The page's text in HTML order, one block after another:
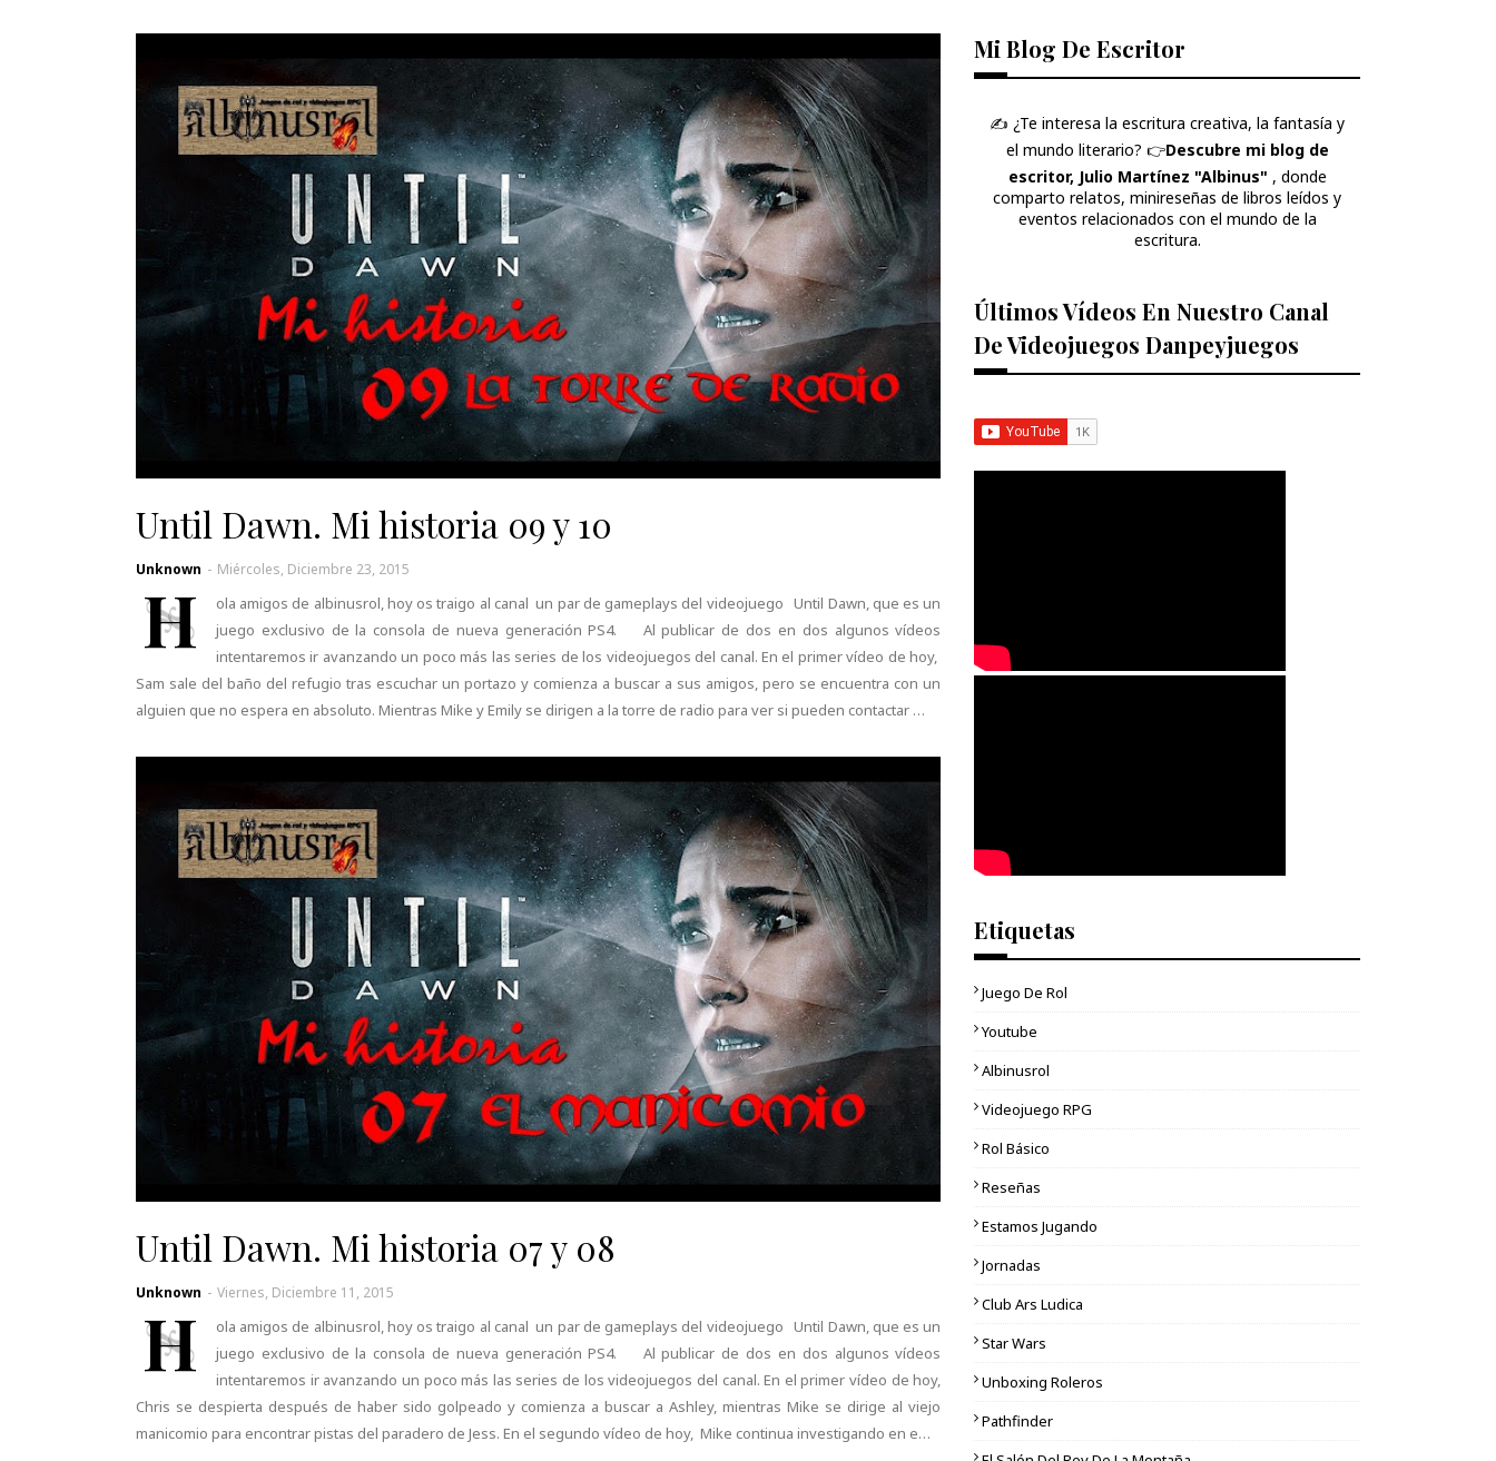
Until Dawn. Mi historia 09 y 10
Unknown - Miércoles, Diciembre 23, 2015
H
ola amigos de albinusrol, hoy os traigo al canal un par de gameplays del videojuego Until Dawn, que es un
juego exclusivo de la consola de nueva generación PS4. Al publicar de dos en dos algunos vídeos
intentaremos ir avanzando un poco más las series de los videojuegos del canal. En el primer vídeo de hoy,
Sam sale del baño del refugio tras escuchar un portazo y comienza a buscar a sus amigos, pero se encuentra con un
alguien que no espera en absoluto. Mientras Mike y Emily se dirigen a la torre de radio para ver si pueden contactar …
Until Dawn. Mi historia 07 y 08
Unknown - Viernes, Diciembre 11, 2015
H
ola amigos de albinusrol, hoy os traigo al canal un par de gameplays del videojuego Until Dawn, que es un
juego exclusivo de la consola de nueva generación PS4. Al publicar de dos en dos algunos vídeos
intentaremos ir avanzando un poco más las series de los videojuegos del canal. En el primer vídeo de hoy,
Chris se despierta después de haber sido golpeado y comienza a buscar a Ashley, mientras Mike se dirige al viejo
manicomio para encontrar pistas del paradero de Jess. En el segundo vídeo de hoy, Mike continua investigando en e…
Mi Blog De Escritor
✍️ ¿Te interesa la escritura creativa, la fantasía y
el mundo literario? 👉​Descubre mi blog de
escritor, Julio Martínez "Albinus" , donde
comparto relatos, minireseñas de libros leídos y
eventos relacionados con el mundo de la
escritura.
Últimos Vídeos En Nuestro Canal
De Videojuegos Danpeyjuegos
Etiquetas
Juego De Rol
Youtube
Albinusrol
Videojuego RPG
Rol Básico
Reseñas
Estamos Jugando
Jornadas
Club Ars Ludica
Star Wars
Unboxing Roleros
Pathfinder